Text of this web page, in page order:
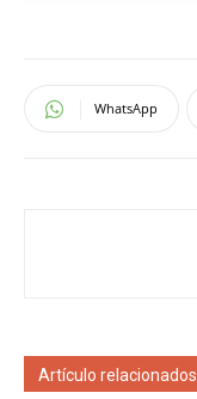
WhatsApp
Artículo relacionados